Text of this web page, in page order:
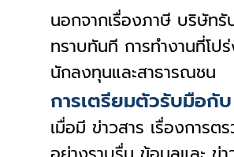
นอกจากเรื่องภาษี บริษัท
ทราบทันที การทำงานที่โ
นักลงทุนและสาธารณชน
การเตรียมตัวรับมือกั
เมื่อมี ข่าวสาร เรื่องการ